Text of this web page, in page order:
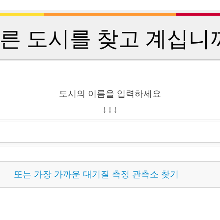
도시를 찾고 계십니
도시의 이름을 입력하세요
↓ ↓ ↓
또는 가장 가까운 대기질 측정 관측소 찾기